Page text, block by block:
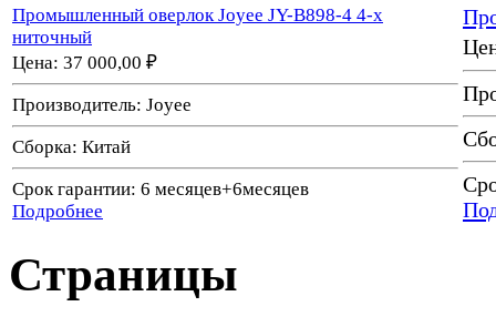
Промышленный оверлок Joyee JY-B898-4 4-х
ниточный
Цена: 37 000,00 ₽
Производитель: Joyee
Сборка: Китай
Срок гарантии: 6 месяцев+6месяцев
Подробнее
Страницы